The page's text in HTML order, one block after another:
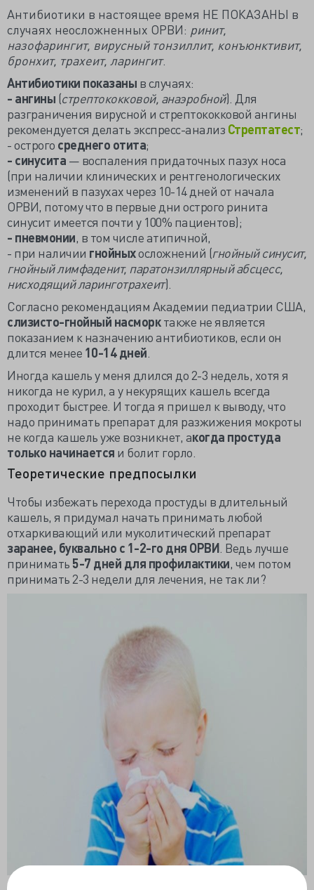
Антибиотики в настоящее время НЕ ПОКАЗАНЫ в
случаях неосложненных ОРВИ: ринит,
назофарингит, вирусный тонзиллит, конъюнктивит,
бронхит, трахеит, ларингит.
Антибиотики показаны в случаях:
- ангины (стрептококковой, анаэробной). Для
разграничения вирусной и стрептококковой ангины
рекомендуется делать экспресс-анализ Стрептатест;
- острого среднего отита;
- синусита — воспаления придаточных пазух носа
(при наличии клинических и рентгенологических
изменений в пазухах через 10-14 дней от начала
ОРВИ, потому что в первые дни острого ринита
синусит имеется почти у 100% пациентов);
- пневмонии, в том числе атипичной,
- при наличии гнойныхосложнений (гнойный синусит,
гнойный лимфаденит, паратонзиллярный абсцесс,
нисходящий ларинготрахеит).
Согласно рекомендациям Академии педиатрии США,
слизисто-гнойный насморктакже не является
показанием к назначению антибиотиков, если он
длится менее 10-14 дней
Иногда кашель у меня длился до 2-3 недель, хотя я
никогда не курил, а у некурящих кашель всегда
проходит быстрее. И тогда я пришел к выводу, что
надо принимать препарат для разжижения мокроты
не когда кашель уже возникнет, акогда простуда
только начинается и болит горло.
Теоретические предпосылки
Чтобы избежать перехода простуды в длительный
кашель, я придумал начать принимать любой
отхаркивающий или муколитический препарат
заранее, буквально с 1-2-го дня ОРВИ . Ведь лучше
принимать 5-7 дней для профилактики, чем потом
принимать 2-3 недели для лечения, не так ли?